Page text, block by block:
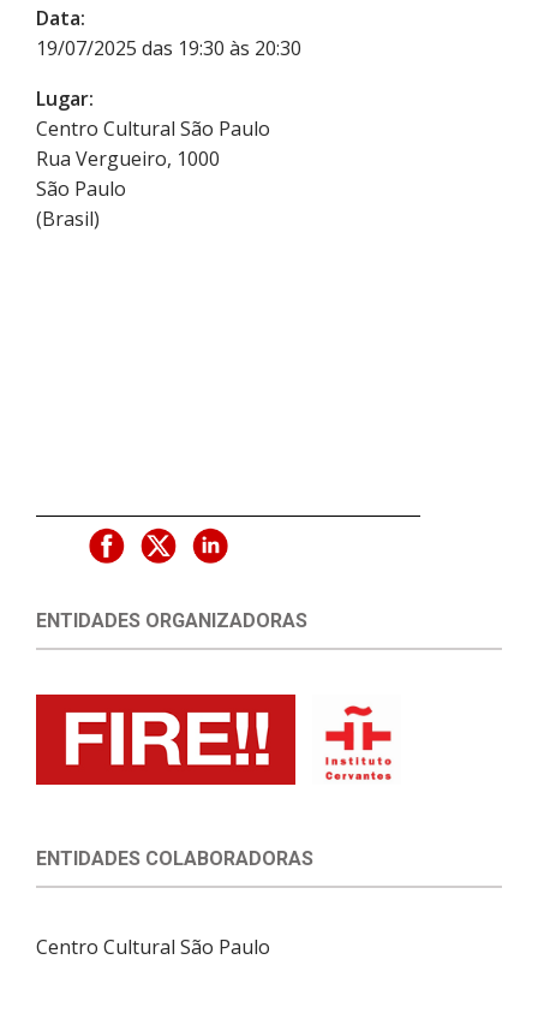
Data:
19/07/2025 das 19:30 às 20:30
Lugar:
Centro Cultural São Paulo
Rua Vergueiro, 1000
São Paulo
(Brasil)
ENTIDADES ORGANIZADORAS
ENTIDADES COLABORADORAS
Centro Cultural São Paulo